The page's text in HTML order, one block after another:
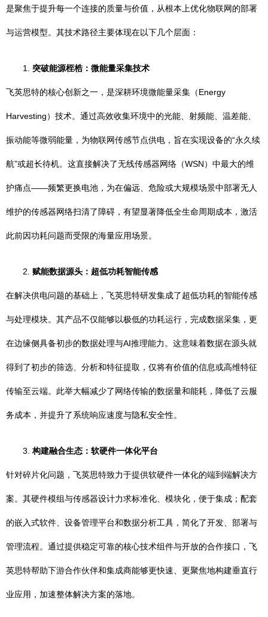
是聚焦于提升每一个连接的质量与价值，从根本上优化物联网的部署
与运营模型。其技术路径主要体现在以下几个层面：
1. 突破能源桎梏：微能量采集技术
飞英思特的核心创新之一，是深耕环境微能量采集（Energy
Harvesting）技术。通过高效收集环境中的光能、射频能、温差能、
振动能等微弱能量，为物联网传感节点供电，旨在实现设备的“永久续
航”或超长待机。这直接解决了无线传感器网络（WSN）中最大的维
护痛点——频繁更换电池，为在偏远、危险或大规模场景中部署无人
维护的传感器网络扫清了障碍，有望显著降低全生命周期成本，激活
此前因功耗问题而受限的海量应用场景。
2. 赋能数据源头：超低功耗智能传感
在解决供电问题的基础上，飞英思特研发集成了超低功耗的智能传感
与处理模块。其产品不仅能够以极低的功耗运行，完成数据采集，更
在边缘侧具备初步的数据处理与AI推理能力。这意味着数据在源头就
得到了初步的筛选、分析和特征提取，仅将有价值的信息或高维特征
传输至云端。此举大幅减少了网络传输的数据量和能耗，降低了云服
务成本，并提升了系统响应速度与隐私安全性。
3. 构建融合生态：软硬件一体化平台
针对碎片化问题，飞英思特致力于提供软硬件一体化的端到端解决方
案。其硬件模组与传感器设计力求标准化、模块化，便于集成；配套
的嵌入式软件、设备管理平台和数据分析工具，简化了开发、部署与
管理流程。通过提供稳定可靠的核心技术组件与开放的合作接口，飞
英思特帮助下游合作伙伴和集成商能够更快速、更聚焦地构建垂直行
业应用，加速整体解决方案的落地。